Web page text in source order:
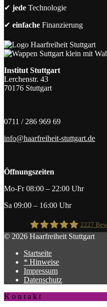
✔ jede Technologie
✔ einfache Finanzierung
Institut Stuttgart
Lerchenstr. 43
70176 Stuttgart
0711 / 286 969 69
info@haarfreiheit-stuttgart.de
Öffnungszeiten
Mo-Fr 08:00 – 22:00 Uhr
Sa 09:00 – 16:00 Uhr
Haarfreiheit
2227
© 2026 Haarfreiheit Stuttgart
Startseite
* Hinweise
Impressum
Datenschutz
K o n t a k t